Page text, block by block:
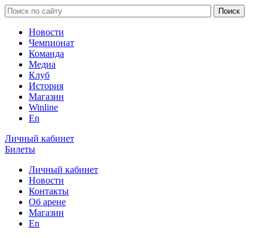
Новости
Чемпионат
Команда
Медиа
Клуб
История
Магазин
Winline
En
Личный кабинет
Билеты
Личный кабинет
Новости
Контакты
Об арене
Магазин
En